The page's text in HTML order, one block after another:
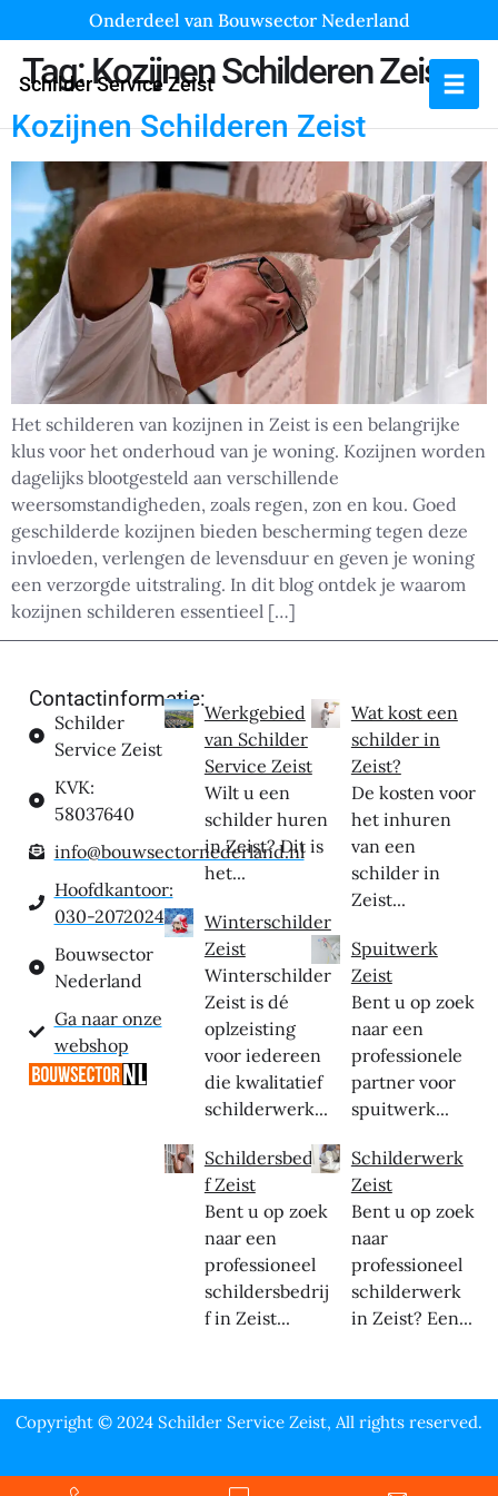
Onderdeel van Bouwsector Nederland
Schilder Service Zeist
Tag:Kozijnen Schilderen Zeist
Kozijnen Schilderen Zeist
Het schilderen van kozijnen in Zeist is een belangrijke
klus voor het onderhoud van je woning. Kozijnen worden
dagelijks blootgesteld aan verschillende
weersomstandigheden, zoals regen, zon en kou. Goed
geschilderde kozijnen bieden bescherming tegen deze
invloeden, verlengen de levensduur en geven je woning
een verzorgde uitstraling. In dit blog ontdek je waarom
kozijnen schilderen essentieel […]
Contactinformatie:
Schilder
Service Zeist
KVK:
58037640
info@bouwsectornederland.nl
Hoofdkantoor:
030-2072024
Bouwsector
Nederland
Ga naar onze
webshop
Werkgebied
van Schilder
Service Zeist
Wilt u een
schilder huren
in Zeist? Dit is
het...
Winterschilder
Zeist
Winterschilder
Zeist is dé
oplzeisting
voor iedereen
die kwalitatief
schilderwerk...
Schildersbedrij
f Zeist
Bent u op zoek
naar een
professioneel
schildersbedrij
f in Zeist...
Wat kost een
schilder in
Zeist?
De kosten voor
het inhuren
van een
schilder in
Zeist...
Spuitwerk
Zeist
Bent u op zoek
naar een
professionele
partner voor
spuitwerk...
Schilderwerk
Zeist
Bent u op zoek
naar
professioneel
schilderwerk
in Zeist? Een...
Copyright © 2024 Schilder Service Zeist, All rights reserved.